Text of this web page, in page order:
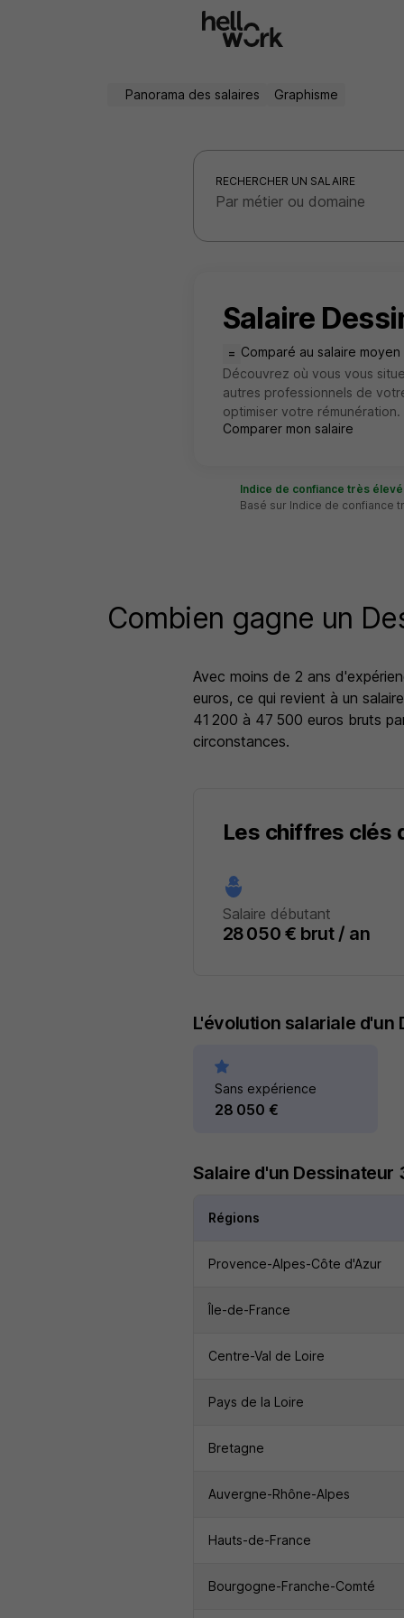
Panorama des salaires Graphisme
RECHERCHER UN SALAIRE
Salaire
= Comparé au salaire
Découvrez où vous vous
autres professionnels de
optimiser votre rémunération.
Comparer mon salaire
Indice de confiance très élevé
Basé sur Indice de confiance
Combien gagne un
Avec moins de 2 ans
euros, ce qui revient à un
41 200 à 47 500 euros bruts
circonstances.
Les chiffres clés
Salaire débutant
28 050 € brut / an
L'évolution salariale
Sans expérience
28 050 €
Salaire d'un Dessinateur
Régions
Provence-Alpes-Côte d'Azur
Île-de-France
Centre-Val de Loire
Pays de la Loire
Bretagne
Auvergne-Rhône-Alpes
Hauts-de-France
Bourgogne-Franche-Comté